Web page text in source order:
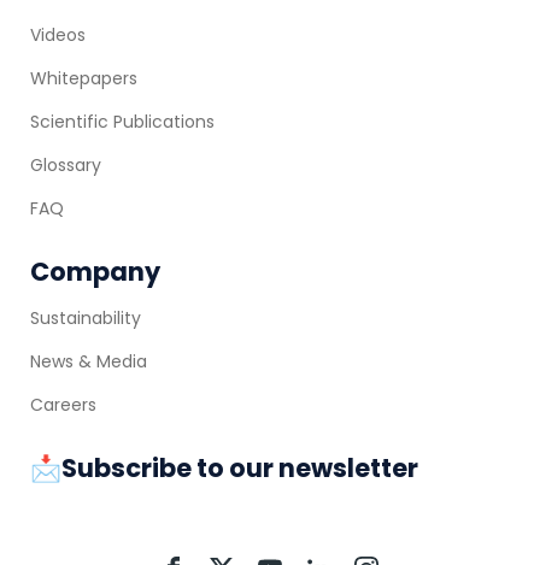
Videos
Whitepapers
Scientific Publications
Glossary
FAQ
Company
Sustainability
News & Media
Careers
📩Subscribe to our newsletter